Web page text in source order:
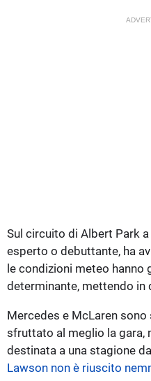
Sul circuito di Albert Park
esperto o debuttante, ha
le condizioni meteo hanno
determinante, mettendo
Mercedes e McLaren
sfruttato al meglio la gara,
destinata a una stagione
Lawson non è riuscito